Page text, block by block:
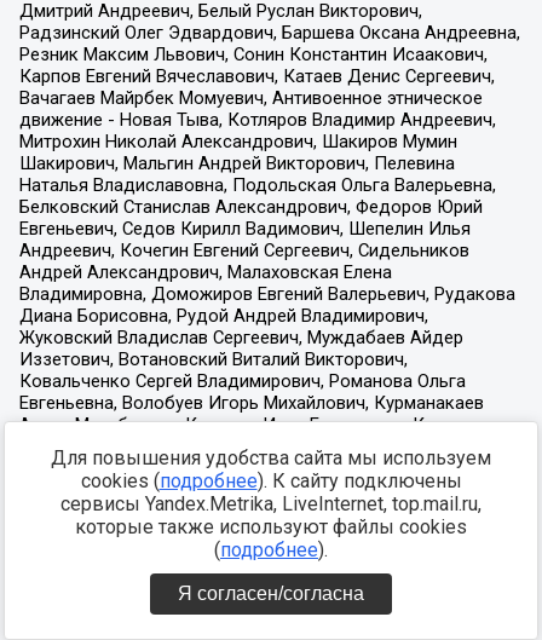
Для повышения удобства сайта мы используем
cookies (подробнее). К сайту подключены
сервисы Yandex.Metrika, LiveInternet, top.mail.ru,
которые также используют файлы cookies
(подробнее).
Я согласен/согласна